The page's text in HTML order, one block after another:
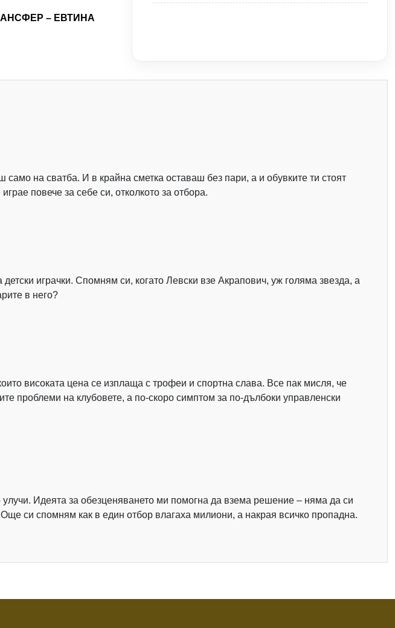
– ЕВТИНА
на сватба. И в крайна сметка оставаш без пари, а и обувките ти стоят
повече за себе си, отколкото за отбора.
играчки. Спомням си, когато Левски взе Акрапович, уж голяма звезда, а
в него?
високата цена се изплаща с трофеи и спортна слава. Все пак мисля, че
проблеми на клубовете, а по-скоро симптом за по-дълбоки управленски
Идеята за обезценяването ми помогна да взема решение – няма да си
си спомням как в един отбор влагаха милиони, а накрая всичко пропадна.